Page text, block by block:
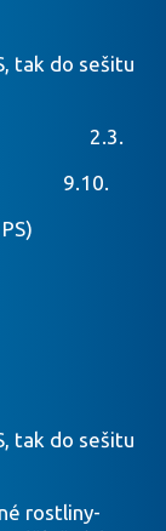
tak do sešitu
2.3.
PS)
tak do sešitu
rostliny-